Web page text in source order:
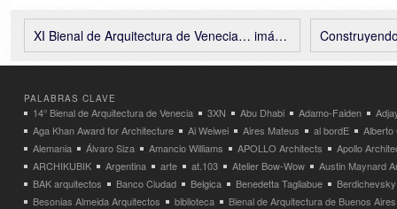
Construyendo a Le
XI Bienal de Arquitectura de Venecia… imágenes
PALABRAS CLAVE
14° Bienal de Arquitectura de Venecia 3XN Abu Dhabi Adamo-Faiden
Aga Khan Award for Architecture
Ai Weiwei Aires Mateus al bordE
Alberto
Alemania
Álvaro Siza Amancio Williams APOLLO Architects
Apollo
ARCHIKUBIK
Argentina arte at.103 Atelier Bow-Wow
Austin Maynard
BAK arquitectos
Banco Ciudad Belgica Benedetta Tagliabue
Besonias Almeida Arquitectos
biblioteca
Bienal de Arquitectura de Buenos Aires